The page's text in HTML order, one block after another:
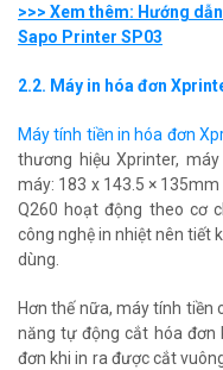
>>> Xem thêm: Hướng
Sapo Printer SP03
2.2. Máy in hóa đơn
Máy tính tiền in hóa đơn
thương hiệu Xprinter,
máy: 183 x 143.5 ×
Q260 hoạt động theo cơ
công nghệ in nhiệt nên tiết
dùng.
Hơn thế nữa, máy tính tiền
năng tự động cắt hóa đơn
đơn khi in ra được cắt